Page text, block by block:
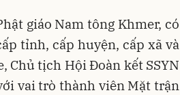
giáo Nam tông Khmer, có
tỉnh, cấp huyện, cấp xã và
Chủ tịch Hội Đoàn kết SSYN
vai trò thành viên Mặt trận